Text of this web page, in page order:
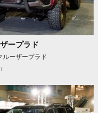
ープラド
ルーザープラド